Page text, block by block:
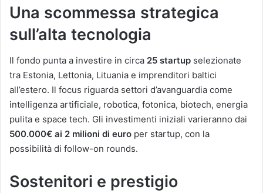
Una scommessa strategica
sull’alta tecnologia
Il fondo punta a investire in circa 25 startup selezionate
tra Estonia, Lettonia, Lituania e imprenditori baltici
all’estero. Il focus riguarda settori d’avanguardia come
intelligenza artificiale, robotica, fotonica, biotech, energia
pulita e space tech. Gli investimenti iniziali varieranno dai
500.000€ ai 2 milioni di euro per startup, con la
possibilità di follow-on rounds.
Sostenitori e prestigio